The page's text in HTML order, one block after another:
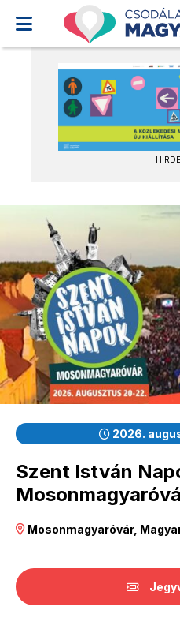
2026.
Szent István
Mosonmagyaróvár,